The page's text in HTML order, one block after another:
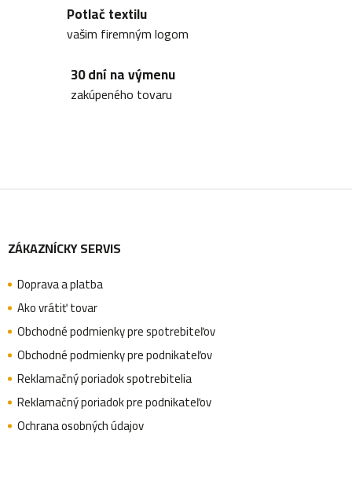
e
s
u
Potlač textilu
vašim firemným logom
30 dní na výmenu
zakúpeného tovaru
á
p
ä
t
ZÁKAZNÍCKY SERVIS
Doprava a platba
Ako vrátiť tovar
Obchodné podmienky pre spotrebiteľov
Obchodné podmienky pre podnikateľov
Reklamačný poriadok spotrebitelia
Reklamačný poriadok pre podnikateľov
Ochrana osobných údajov